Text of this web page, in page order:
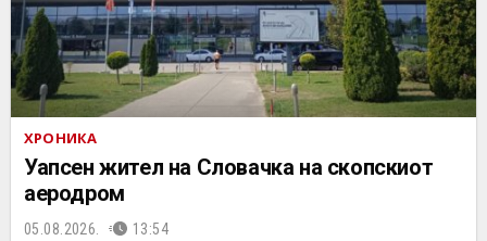
ХРОНИКА
Уапсен жител на Словачка на скопскиот
аеродром
05.08.2026. 13:54